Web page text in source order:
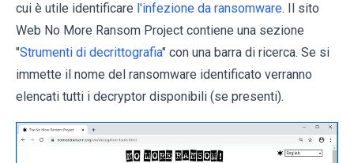
cui è utile identificare l'infezione da ransomware. Il sito
Web No More Ransom Project contiene una sezione
"Strumenti di decrittografia" con una barra di ricerca. Se si
immette il nome del ransomware identificato verranno
elencati tutti i decryptor disponibili (se presenti).